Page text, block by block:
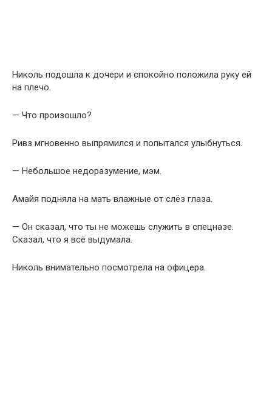
Николь подошла к дочери и спокойно положила руку ей
на плечо.
— Что произошло?
Ривз мгновенно выпрямился и попытался улыбнуться.
— Небольшое недоразумение, мэм.
Амайя подняла на мать влажные от слёз глаза.
— Он сказал, что ты не можешь служить в спецназе.
Сказал, что я всё выдумала.
Николь внимательно посмотрела на офицера.